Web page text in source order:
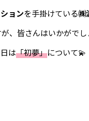
ョンを手掛けている㈱
、皆さんはいかがで
は「初夢」について💫